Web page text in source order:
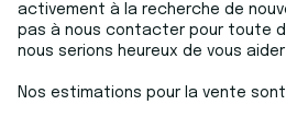
activement à la recherche de
pas à nous contacter pour toute
nous serions heureux de vous
Nos estimations pour la vente